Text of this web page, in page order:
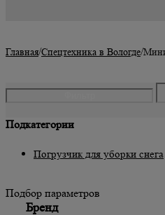
Главная Спецтехника в Вологде
Подкатегории
Погрузчик для уборки снега
Подбор параметров
Бренд